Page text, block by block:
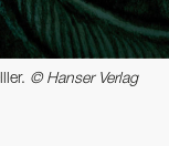
© Hanser Verlag